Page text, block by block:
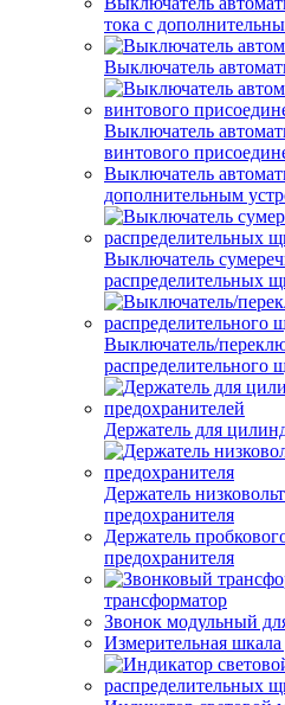
тока с
Выключатель
Выключатель
винтового
Выключатель
дополнительным
Выключатель
распределительных
Выключатель/
распределительного
Держатель для
Держатель
предохранителя
Держатель
предохранителя
трансформатор
Звонок модульный
Измерительная